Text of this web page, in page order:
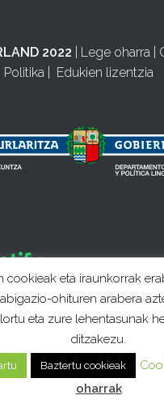
2022 Lege oharra
Politika
Edukien lizentzia
cookieak eta iraunkorrak
ohituren arabera
eta zure lehentasunak
ditzakezu.
Baztertu cookieak
oharrak